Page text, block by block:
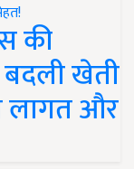
की
खेती
लागत और